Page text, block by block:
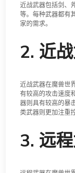
近战武器包括剑、
等。每种武器都有
家的需求。
2. 近
近战武器在魔兽世
有较高的攻击速度
器则具有较高的暴
类武器则更加注重
3. 远